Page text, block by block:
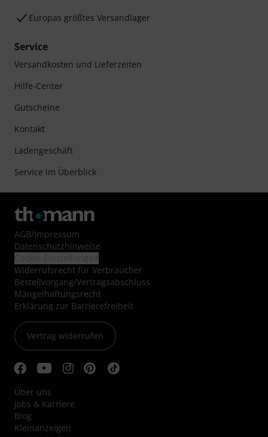
Europas größtes Versandlager
Service
Versandkosten und Lieferzeiten
Hilfe-Center
Gutscheine
Kontakt
Ladengeschäft
Service im Überblick
AGB/Impressum
Datenschutzhinweise
Widerrufsrecht für Verbraucher
Bestellvorgang/Vertragsabschluss
Mängelhaftungsrecht
Erklärung zur Barrierefreiheit
Vertrag widerrufen
Über uns
Jobs & Karriere
Blog
Kleinanzeigen